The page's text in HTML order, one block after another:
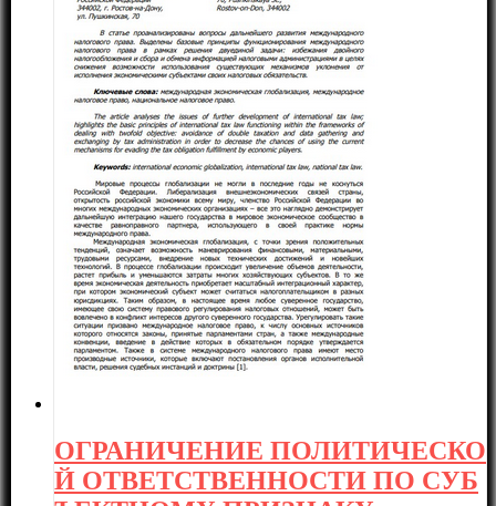
ОГРАНИЧЕНИЕ ПОЛИТИЧЕСКО
Й ОТВЕТСТВЕННОСТИ ПО СУБ